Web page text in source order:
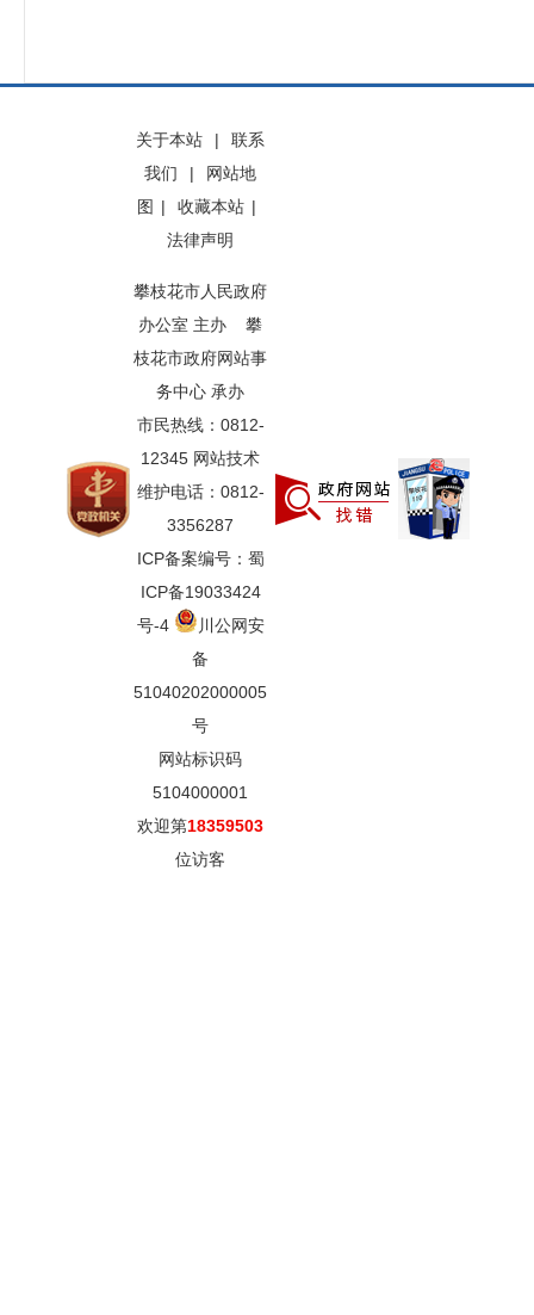
关于本站 |
联系
我们
|
网站地
图 | 收藏本站 |
法律声明
攀枝花市人民政府
办公室 主办 攀
枝花市政府网站事
务中心 承办
市民热线：0812-
12345 网站技术
维护电话：0812-
3356287
ICP备案编号：蜀
ICP备19033424
号-4
川公网安
备
51040202000005
号
网站标识码
5104000001
欢迎第18359503
位访客